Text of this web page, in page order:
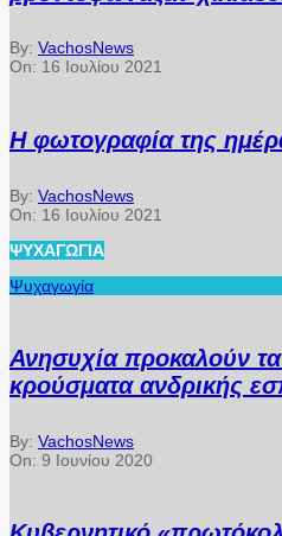
By: VachosNews
On: 16 Ιουλίου 2021
Η φωτογραφία της
By: VachosNews
On: 16 Ιουλίου 2021
ΨΥΧΑΓΩΓΊΑ
Ψυχαγωγία
Ανησυχία προκαλούν
κρούσματα ανδρικής
By: VachosNews
On: 9 Ιουνίου 2020